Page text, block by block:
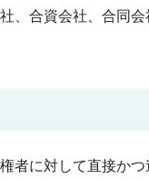
、合資会社、合同会
者に対して直接か